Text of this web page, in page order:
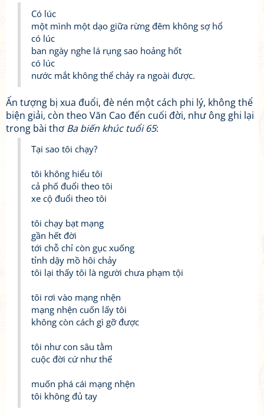
Có lúc
một mình một dạo giữa rừng đêm không sợ hổ
có lúc
ban ngày nghe lá rụng sao hoảng hốt
có lúc
nước mắt không thể chảy ra ngoài được.
Ấn tượng bị xua đuổi, đè nén một cách phi lý, không thể
biện giải, còn theo Văn Cao đến cuối đời, như ông ghi lại
trong bài thơ Ba biến khúc tuổi 65:
Tại sao tôi chạy?
tôi không hiểu tôi
cả phố đuổi theo tôi
xe cộ đuổi theo tôi
tôi chạy bạt mạng
gần hết đời
tới chỗ chỉ còn gục xuống
tỉnh dậy mồ hôi chảy
tôi lại thấy tôi là người chưa phạm tội
tôi rơi vào mạng nhện
mạng nhện cuốn lấy tôi
không còn cách gì gỡ được
tôi như con sâu tằm
cuộc đời cứ như thế
muốn phá cái mạng nhện
tôi không đủ tay